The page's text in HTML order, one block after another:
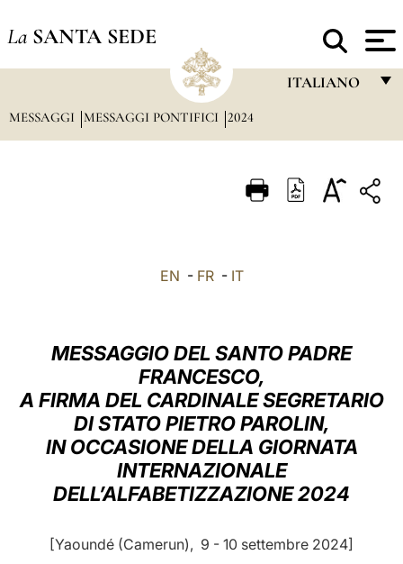
La SANTA SEDE
ITALIANO
ITALIANO
العربيّة
中文
LATINE
MESSAGGI MESSAGGI PONTIFICI 2024
EN - FR- IT
MESSAGGIO DEL SANTO PADRE
FRANCESCO,
A FIRMA DEL CARDINALE SEGRETARIO
DI STATO PIETRO PAROLIN,
IN OCCASIONE DELLA GIORNATA
INTERNAZIONALE
DELL’ALFABETIZZAZIONE 2024
[Yaoundé (Camerun), 9 - 10 settembre 2024]